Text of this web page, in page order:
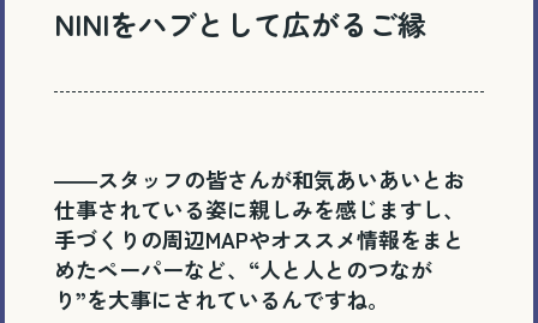
NINIをハブとして広がるご縁
――スタッフの皆さんが和気あいあいとお
仕事されている姿に親しみを感じますし、
手づくりの周辺MAPやオススメ情報をまと
めたペーパーなど、“人と人とのつなが
り”を大事にされているんですね。